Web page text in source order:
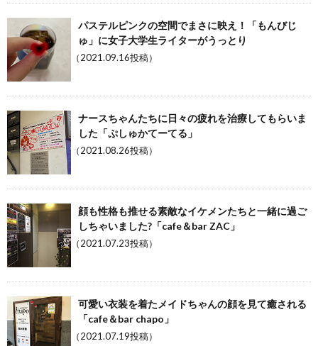
パステルピンクの空間でまさに映え！「もんびじ
ゅ」に女子大学生ライターがうっとり
（2021.09.16投稿）
ナースちゃんたちに日々の疲れを治療してもらいま
した「ぷしゅかてーてる」
（2021.08.26投稿）
顔も性格も推せる素敵なイケメンたちと一緒に過ご
しちゃいました?「cafe＆bar ZAC」
（2021.07.23投稿）
可愛い衣装を着たメイドちゃんの顔を見て癒される
「cafe＆bar chapo」
（2021.07.19投稿）